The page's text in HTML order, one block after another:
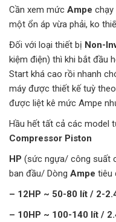
Cần xem mức Ampe chạy
một ổn áp vừa phải, ko
Đối với loại thiết bị Non-
kiệm điện) thì khi bắt đầu
Start khá cao rồi nhanh
máy được thiết kế tuỳ
được liệt kê mức Ampe
Hầu hết tất cả các model
Compressor Piston
HP (sức ngựa/ công suất
ban đầu/ Dòng Ampe tiêu
– 12HP ~ 50-80 lít / 2-
– 10HP ~ 100-140 lít /